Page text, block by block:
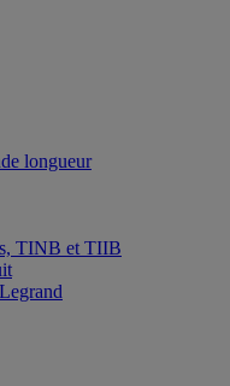
longueur
TINB et TIIB